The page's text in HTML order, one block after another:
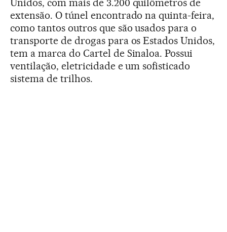
Unidos, com mais de 3.200 quilômetros de
extensão. O túnel encontrado na quinta-feira,
como tantos outros que são usados para o
transporte de drogas para os Estados Unidos,
tem a marca do Cartel de Sinaloa. Possui
ventilação, eletricidade e um sofisticado
sistema de trilhos.